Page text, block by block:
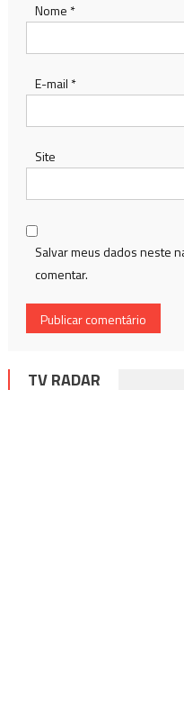
Nome *
E-mail *
Site
Salvar meus dados neste
comentar.
TV RADAR